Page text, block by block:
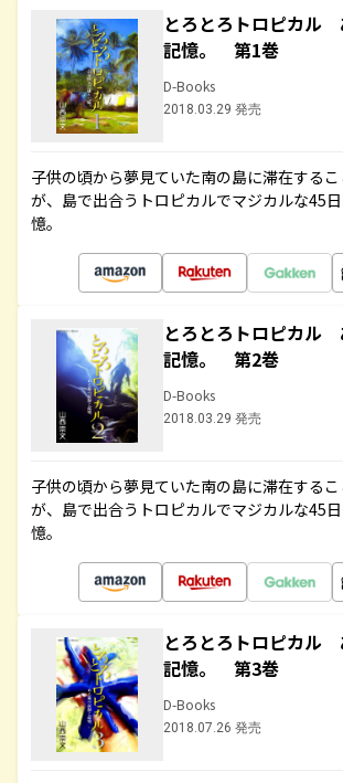
とろとろトロピカル
記憶。 第1巻
D-Books
2018.03.29 発売
子供の頃から夢見ていた南の島に滞在する
が、島で出合うトロピカルでマジカルな45
憶。
とろとろトロピカル
記憶。 第2巻
D-Books
2018.03.29 発売
子供の頃から夢見ていた南の島に滞在する
が、島で出合うトロピカルでマジカルな45
憶。
とろとろトロピカル
記憶。 第3巻
D-Books
2018.07.26 発売